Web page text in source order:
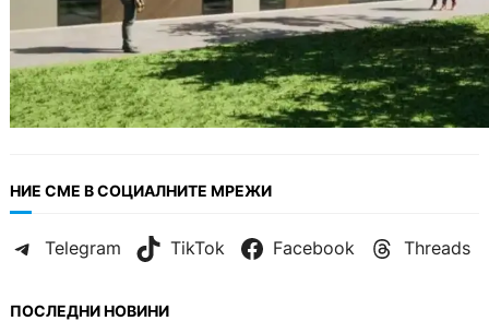
НИЕ СМЕ В СОЦИАЛНИТЕ МРЕЖИ
Telegram TikTok Facebook Threads
ПОСЛЕДНИ НОВИНИ